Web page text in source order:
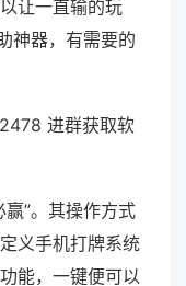
让一直输的玩
神器，有需要的
进群获取软
”。其操作方式
义手机打牌系统
能，一键便可以